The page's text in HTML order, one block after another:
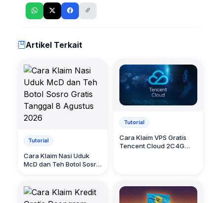
Artikel Terkait
Tutorial
Cara Klaim Nasi Uduk
McD dan Teh Botol Sosro
Tutorial
Cara Klaim VPS Gratis
Tencent Cloud 2C4G